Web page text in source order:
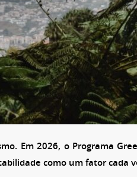
Em 2026, o Programa
como um fator cada